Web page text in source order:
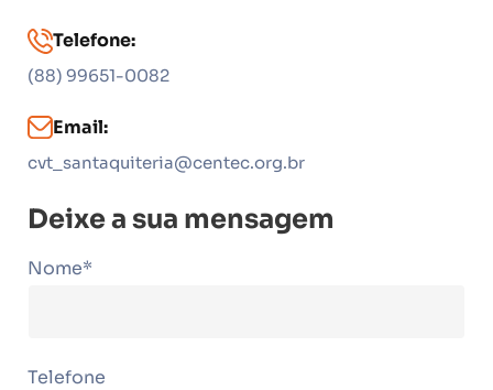
Telefone:
(88) 99651-0082
Email:
cvt_santaquiteria@centec.org.br
Deixe a sua mensagem
Nome*
Telefone